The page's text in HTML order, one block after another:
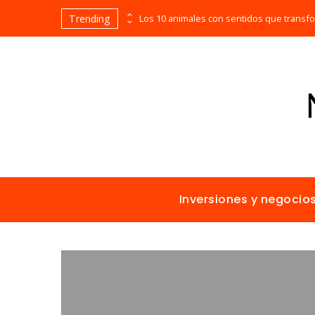
Trending Las empresas que alcanzaron los picos más altos en valor bursátil histórico
Inversiones y